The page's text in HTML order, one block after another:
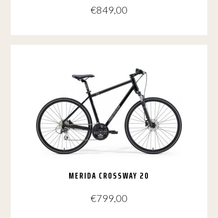
€849,00
meerdere
variaties.
Deze
optie
kan
gekozen
worden
op
productpagina
MERIDA CROSSWAY 20
€799,00